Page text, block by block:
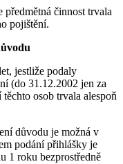
předmětná činnost trvala
pojištění.
jestliže podaly
(do 31.12.2002 jen za
osob trvala alespoň
důvodu je možná v
podání přihlášky je
1 roku bezprostředně